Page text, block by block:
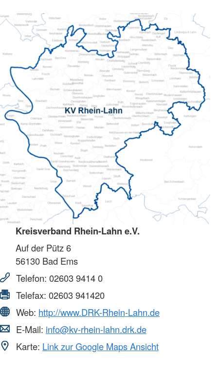
Kreisverband Rhein-Lahn e.V.
Auf der Pütz 6
56130 Bad Ems
Telefon: 02603 9414 0
Telefax: 02603 941420
Web: http://www.DRK-Rhein-Lahn.de
E-Mail: info@kv-rhein-lahn.drk.de
Karte: Link zur Google Maps Ansicht